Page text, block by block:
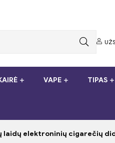
VAPE TIPAS
laidų elektroninių cigarečių